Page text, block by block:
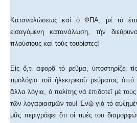
Καταναλώσεως καί ὁ ΦΠΑ, μέ τό
εἰσαγόμενη κατανάλωση, τήν
πλούσιους καί τούς τουρίστες!
Εἰς ὅ,τι ἀφορᾶ τό ρεῦμα, ὑποστηρίζει
τιμολόγια τοῦ ἠλεκτρικοῦ ρεύματος
ἄλλα λόγια, ὁ πολίτης νά ἐπιδοτεῖ μέ
τῶν λογαριασμῶν του! Ἐνῷ γιά τό
μᾶς περιγράφει ὅτι οἱ τιμές του